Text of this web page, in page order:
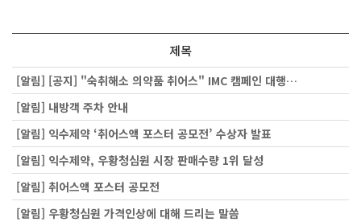
제목
[알림] [공지] "숙취해소 의약품 취어스" IMC 캠페인 대행…
[알림] 내방객 주차 안내
[알림] 익수제약 ‘취어스액 포스터 공모전’ 수상자 발표
[알림] 익수제약, 우황청심원 시장 판매수량 1위 달성
[알림] 취어스액 포스터 공모전
[알림] 우황청심원 가격인상에 대해 드리는 말씀